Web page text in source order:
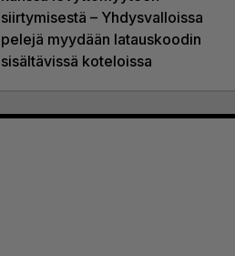
siirtymisestä – Yhdysvalloissa
pelejä myydään latauskoodin
sisältävissä koteloissa